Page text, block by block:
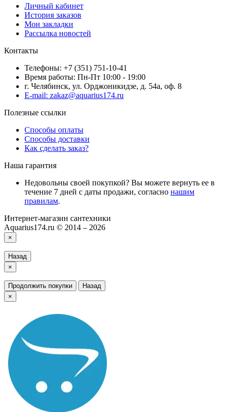
Личный кабинет
История заказов
Мои закладки
Рассылка новостей
Контакты
Телефоны: +7 (351) 751-10-41
Время работы: Пн-Пт 10:00 - 19:00
г. Челябинск, ул. Орджоникидзе, д. 54а, оф. 8
E-mail: zakaz@aquarius174.ru
Полезные ссылки
Способы оплаты
Способы доставки
Как сделать заказ?
Наша гарантия
Недовольны своей покупкой? Вы можете вернуть ее в
течение 7 дней с даты продажи, согласно нашим
правилам.
Интернет-магазин сантехники
Aquarius174.ru © 2014 – 2026
×
Назад
×
Продолжить покупки
Назад
×